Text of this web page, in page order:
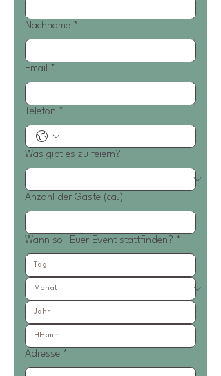
Nachname *
Email *
Telefon *
Was gibt es zu feiern?
Anzahl der Gäste (ca.)
Wann soll Euer Event stattfinden? *
:
Adresse *